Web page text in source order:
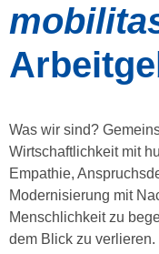
Was wir sind?
Wirtschaftlichkeit mit
Empathie,
Modernisierung mit
Menschlichkeit zu
dem Blick zu verlieren.